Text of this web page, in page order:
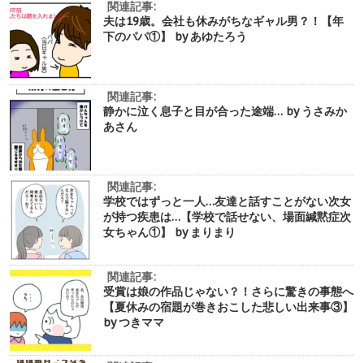
関連記事:
夫は19歳。会社も休みがちなギャル男？！【年
下のパパ①】 by あゆたろう
関連記事:
静かに泣く息子と目が合った途端… by うさみか
あさん
関連記事:
学校ではずっと一人…友達と話すことがない次女
が持つ疾患は…【学校で話せない、場面緘黙症次
女ちゃん①】 by まりまり
関連記事:
受賞は娘の作品じゃない？！さらに驚きの事態へ
【夏休みの宿題が巻きおこした悲しい出来事③】
by つきママ